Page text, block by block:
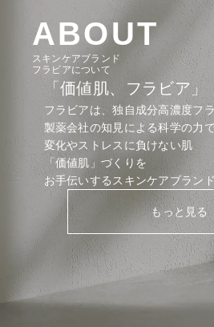
ABOUT
スキンケアブランド
フラビアについて
「価値肌、フラビア」
フラビアは、独自成分高濃度フ
製薬会社の知見による科学の力
変化やストレスに負けない肌
「価値肌」づくりを
お手伝いするスキンケアブランド
もっと見る